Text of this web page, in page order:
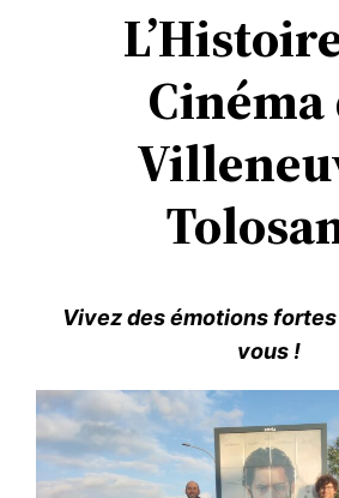
Cinéma
Vivez des émotions
vous !